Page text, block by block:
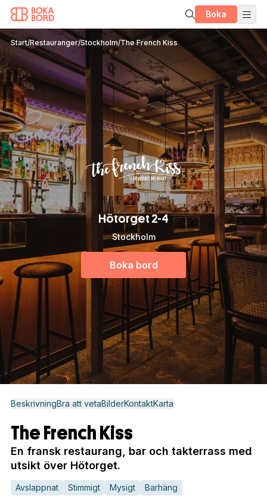
Boka
Start/Restauranger/Stockholm/The French Kiss
Hötorget 2-4
Stockholm
Boka bord
BeskrivningBra att vetaBilderKontaktKarta
The French Kiss
En fransk restaurang, bar och takterrass med
utsikt över Hötorget.
Avslappnat Stimmigt Mysigt Barhäng